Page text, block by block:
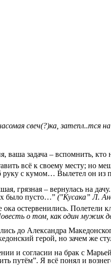
затта?
свеч(?)ка, затепл..тся на
ваша задача – вспомнить, кто
всё к своему месту; но
с кумом… Вылетел он из
грязная – вернулась на
было пусто…” ("Кусака” Л.
остервенились. Полетели
о том, как один мужик
до Александра
герой, но зачем же
и согласии на брак с
путём”. Я всё понял и